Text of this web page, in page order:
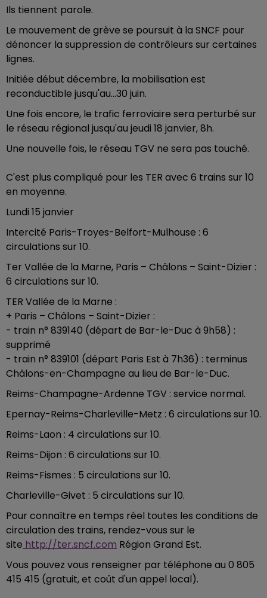
Ils tiennent parole.
Le mouvement de grève se poursuit à la SNCF pour
dénoncer la suppression de contrôleurs sur certaines
lignes.
Initiée début décembre, la mobilisation est
reconductible jusqu'au...30 juin.
Une fois encore, le trafic ferroviaire sera perturbé sur
le réseau régional jusqu'au jeudi 18 janvier, 8h.
Une nouvelle fois, le réseau TGV ne sera pas touché.
C'est plus compliqué pour les TER avec 6 trains sur 10
en moyenne.
Lundi 15 janvier
Intercité Paris-Troyes-Belfort-Mulhouse : 6
circulations sur 10.
Ter Vallée de la Marne, Paris – Châlons – Saint-Dizier :
6 circulations sur 10.
TER Vallée de la Marne :
+ Paris – Châlons – Saint-Dizier :
- train n° 839140 (départ de Bar-le-Duc à 9h58) :
supprimé
- train n° 839101 (départ Paris Est à 7h36) : terminus
Châlons-en-Champagne au lieu de Bar-le-Duc.
Reims-Champagne-Ardenne TGV : service normal.
Epernay-Reims-Charleville-Metz : 6 circulations sur 10.
Reims-Laon : 4 circulations sur 10.
Reims-Dijon : 6 circulations sur 10.
Reims-Fismes : 5 circulations sur 10.
Charleville-Givet : 5 circulations sur 10.
Pour connaître en temps réel toutes les conditions de
circulation des trains, rendez-vous sur le
site http://ter.sncf.com Région Grand Est.
Vous pouvez vous renseigner par téléphone au 0 805
415 415 (gratuit, et coût d'un appel local).